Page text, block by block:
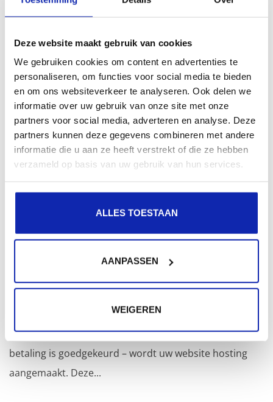
Deze website maakt gebruik van cookies
We gebruiken cookies om content en advertenties te
personaliseren, om functies voor social media te bieden
en om ons websiteverkeer te analyseren. Ook delen we
informatie over uw gebruik van onze site met onze
partners voor social media, adverteren en analyse. Deze
partners kunnen deze gegevens combineren met andere
informatie die u aan ze heeft verstrekt of die ze hebben
verzameld op basis van uw gebruik van hun services.
ALLES TOESTAAN
AANPASSEN
WEIGEREN
Status: Directory listing of "/" successful
hebben met een firewall instelling aan uw zijde. FTP
met TLS maakt immers gebruik vanpoort 21 en Passive
FTP, in combinatie met eenpoort range van 30000 tot
31000(TCP verkeer). Dit verkeer moet toegelaten zijn
voor onze FTP server.
Verwante artikelen
Hoe lang duurt het voordat ik kan gebruik
maken van mijn shared hosting?
Van zodra wij uw bestelling hebben ontvangen – en de
betaling is goedgekeurd – wordt uw website hosting
aangemaakt. Deze...